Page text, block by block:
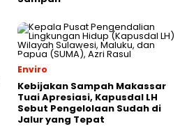
Enviro
Kebijakan Sampah Makassar
Tuai Apresiasi, Kapusdal LH
Sebut Pengelolaan Sudah di
Jalur yang Tepat